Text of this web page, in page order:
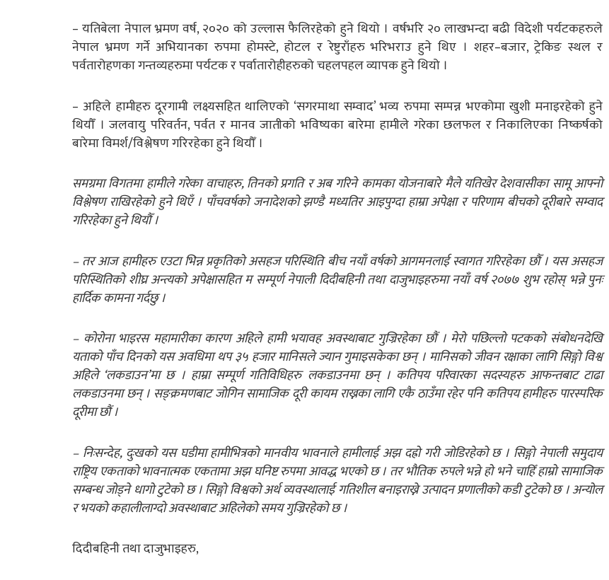
– यतिबेला नेपाल भ्रमण वर्ष, २०२० को उल्लास फैलिरहेको हुने थियो । वर्षभरि २० लाखभन्दा बढी विदेशी पर्यटकहरुले
नेपाल भ्रमण गर्ने अभियानका रुपमा होमस्टे, होटल र रेष्टुराँहरु भरिभराउ हुने थिए । शहर–बजार, ट्रेकिङ स्थल र
पर्वतारोहणका गन्तव्यहरुमा पर्यटक र पर्वातारोहीहरुको चहलपहल व्यापक हुने थियो ।
– अहिले हामीहरु दूरगामी लक्ष्यसहित थालिएको ‘सगरमाथा सम्वाद’ भव्य रुपमा सम्पन्न भएकोमा खुशी मनाइरहेको हुने
थियौँ । जलवायु परिवर्तन, पर्वत र मानव जातीको भविष्यका बारेमा हामीले गरेका छलफल र निकालिएका निष्कर्षको
बारेमा विमर्श/विश्लेषण गरिरहेका हुने थियौँ ।
समग्रमा विगतमा हामीले गरेका वाचाहरु, तिनको प्रगति र अब गरिने कामका योजनाबारे मैले यतिखेर देशवासीका सामू आफ्नो
विश्लेषण राखिरहेको हुने थिएँ । पाँचवर्षको जनादेशको झण्डै मध्यतिर आइपुग्दा हाम्रा अपेक्षा र परिणाम बीचको दूरीबारे सम्वाद
गरिरहेका हुने थियौँ ।
– तर आज हामीहरु एउटा भिन्न प्रकृतिको असहज परिस्थिति बीच नयाँ वर्षको आगमनलाई स्वागत गरिरहेका छौँ । यस असहज
परिस्थितिको शीघ्र अन्त्यको अपेक्षासहित म सम्पूर्ण नेपाली दिदीबहिनी तथा दाजुभाइहरुमा नयाँ वर्ष २०७७ शुभ रहोस् भन्ने पुनः
हार्दिक कामना गर्दछु ।
– कोरोना भाइरस महामारीका कारण अहिले हामी भयावह अवस्थाबाट गुज्रिरहेका छौं । मेरो पछिल्लो पटकको संबोधनदेखि
यताको पाँच दिनको यस अवधिमा थप ३५ हजार मानिसले ज्यान गुमाइसकेका छन् । मानिसको जीवन रक्षाका लागि सिङ्गो विश्व
अहिले ‘लकडाउन’मा छ । हाम्रा सम्पूर्ण गतिविधिहरु लकडाउनमा छन् । कतिपय परिवारका सदस्यहरु आफन्तबाट टाढा
लकडाउनमा छन् । सङ्क्रमणबाट जोगिन सामाजिक दूरी कायम राख्नका लागि एकै ठाउँमा रहेर पनि कतिपय हामीहरु पारस्परिक
दूरीमा छौं ।
– निःसन्देह, दुःखको यस घडीमा हामीभित्रको मानवीय भावनाले हामीलाई अझ दह्रो गरी जोडिरहेको छ । सिङ्गो नेपाली समुदाय
राष्ट्रिय एकताको भावनात्मक एकतामा अझ घनिष्ट रुपमा आवद्ध भएको छ । तर भौतिक रुपले भन्ने हो भने चाहिँ हाम्रो सामाजिक
सम्बन्ध जोड्ने धागो टुटेको छ । सिङ्गो विश्वको अर्थ व्यवस्थालाई गतिशील बनाइराख्ने उत्पादन प्रणालीको कडी टुटेको छ । अन्योल
र भयको कहालीलाग्दो अवस्थाबाट अहिलेको समय गुज्रिरहेको छ ।
दिदीबहिनी तथा दाजुभाइहरु,